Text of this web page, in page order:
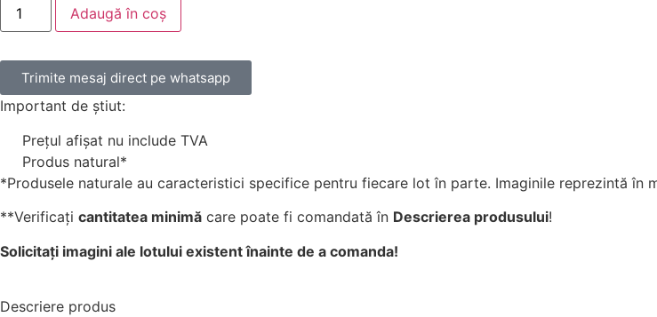
Adaugă în coș
Trimite mesaj direct pe whatsapp
Important de știut:
Prețul afișat nu include TVA
Produs natural*
*Produsele naturale au caracteristici specifice pentru fiecare lot în parte. Imaginile reprezintă în
**Verificați cantitatea minimă care poate fi comandată în Descrierea produsului!
Solicitați imagini ale lotului existent înainte de a comanda!
Descriere produs